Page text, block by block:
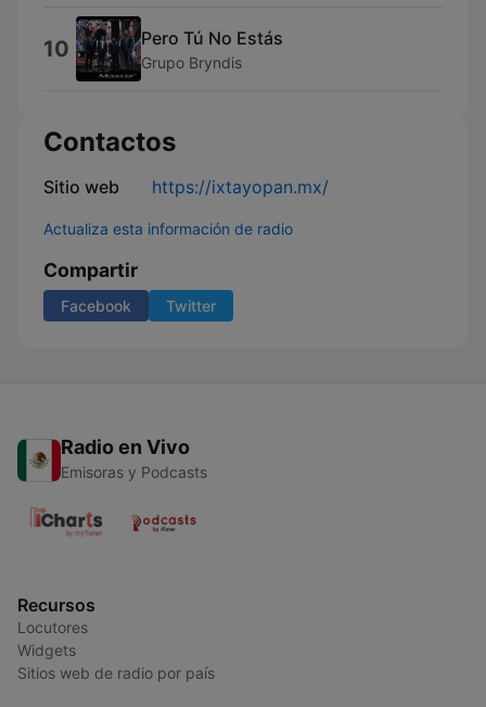
10 Pero Tú No Estás
Grupo Bryndis
Contactos
Sitio web https://ixtayopan.mx/
Actualiza esta información de radio
Compartir
Facebook Twitter
Radio en Vivo
Emisoras y Podcasts
Recursos
Locutores
Widgets
Sitios web de radio por país